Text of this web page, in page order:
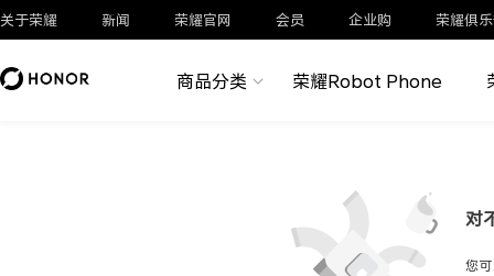
关于荣耀 新闻 荣耀官网 会员 企业购 荣耀俱
商品分类 荣耀Robot Phone
对
您